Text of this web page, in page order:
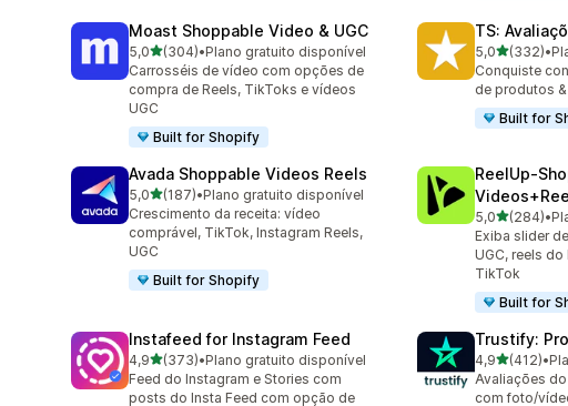
Moast Shoppable Video & UGC
5,0de 5 estrelas
(304)
304 avaliações ao todo
•Plano gratuito disponível
Carrosséis de vídeo com opções de
compra de Reels, TikToks e vídeos
UGC
Built for Shopify
TS:
5,0de 5(332)
332 •
Conquiste
de produtos
Built for
Avada Shoppable Videos Reels
5,0de 5 estrelas
(187)
187 avaliações ao todo
•Plano gratuito disponível
Crescimento da receita: vídeo
comprável, TikTok, Instagram Reels,
UGC
Built for Shopify
5,0de 5(284)
284 •
Exiba slider
UGC, reels
TikTok
Built for
Instafeed for Instagram Feed
4,9de 5 estrelas
(373)
373 avaliações ao todo
•Plano gratuito disponível
Feed do Instagram e Stories com
posts do Insta Feed com opção de
Trustify:
4,9de 5(412)
412 •
Avaliações
com foto/